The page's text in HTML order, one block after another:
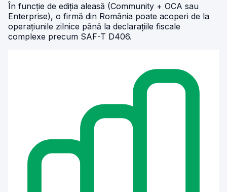
În funcție de ediția aleasă (Community + OCA sau
Enterprise), o firmă din România poate acoperi de la
operațiunile zilnice până la declarațiile fiscale
complexe precum SAF-T D406.